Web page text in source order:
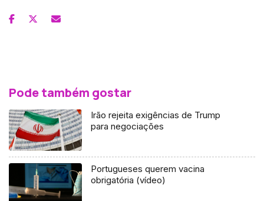
Pode também gostar
Irão rejeita exigências de Trump
para negociações
Portugueses querem vacina
obrigatória (vídeo)